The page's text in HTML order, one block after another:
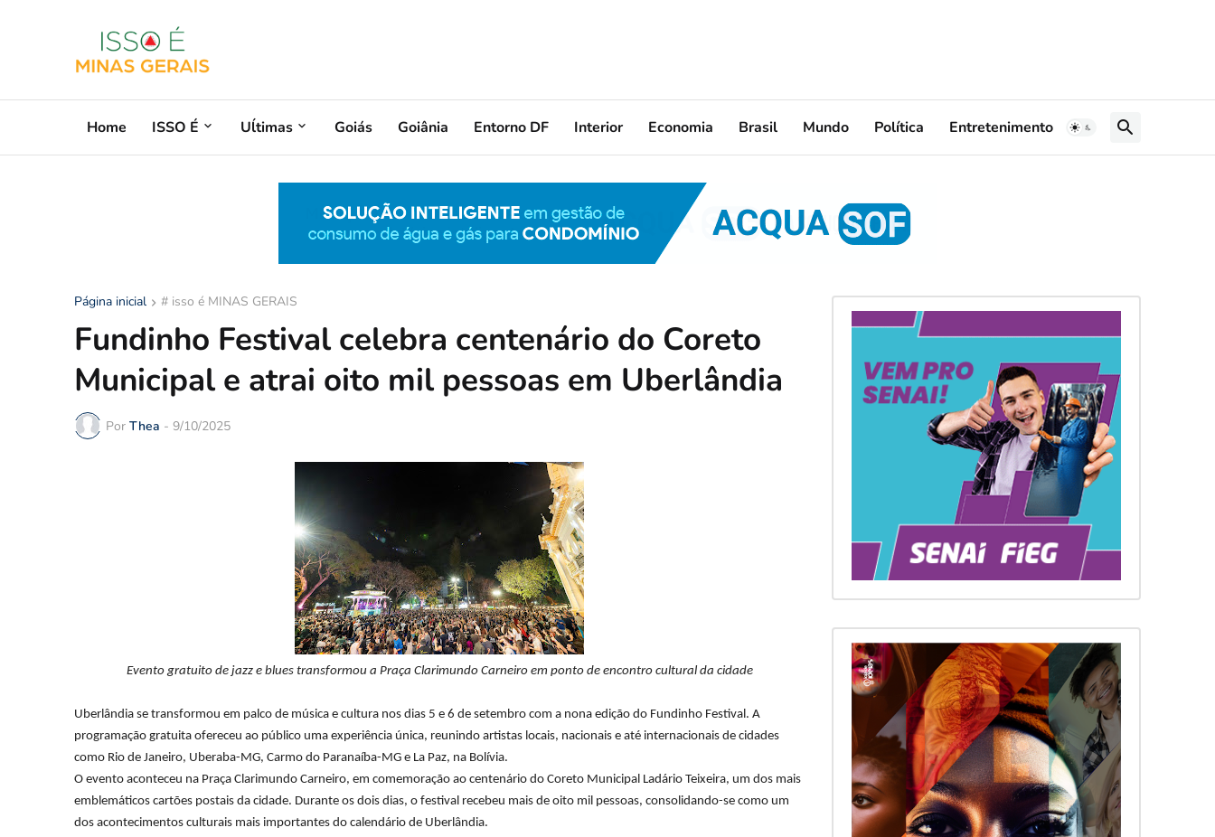
Home ISSO É Uĺtimas Goiás Goiânia Entorno DF Interior Economia Brasil Mundo Política Entretenimento
Página inicial # isso é MINAS GERAIS
Fundinho Festival celebra centenário do Coreto
Municipal e atrai oito mil pessoas em Uberlândia
Por Thea - 9/10/2025
Evento gratuito de jazz e blues transformou a Praça Clarimundo Carneiro em ponto de encontro cultural da cidade
Uberlândia se transformou em palco de música e cultura nos dias 5 e 6 de setembro com a nona edição do Fundinho Festival. A
programação gratuita ofereceu ao público uma experiência única, reunindo artistas locais, nacionais e até internacionais de cidades
como Rio de Janeiro, Uberaba-MG, Carmo do Paranaíba-MG e La Paz, na Bolívia.
O evento aconteceu na Praça Clarimundo Carneiro, em comemoração ao centenário do Coreto Municipal Ladário Teixeira, um dos mais
emblemáticos cartões postais da cidade. Durante os dois dias, o festival recebeu mais de oito mil pessoas, consolidando-se como um
dos acontecimentos culturais mais importantes do calendário de Uberlândia.